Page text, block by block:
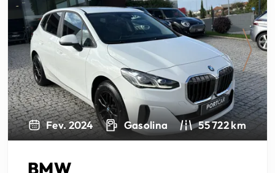
Next
Fev. 2024 Gasolina 55 722 km
BMW